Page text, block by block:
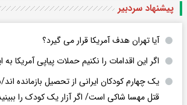
پیشنهاد سردبیر
آیا تهران هدف آمریکا قرار می گیرد؟
اگر این اقدامات را نکنیم حملات پیاپی آمریکا
یک چهارم کودکان ایرانی از تحصیل بازمانده
قتل مهسا شاکی است/ اگر آزار یک کودک را